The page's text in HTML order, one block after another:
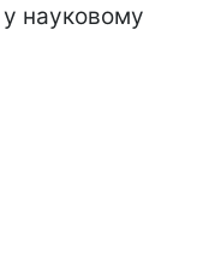
науковому